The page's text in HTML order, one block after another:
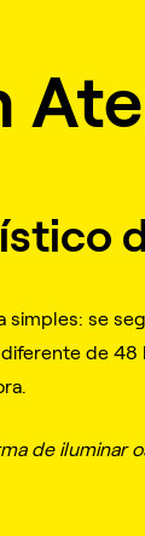
se
de
de iluminar